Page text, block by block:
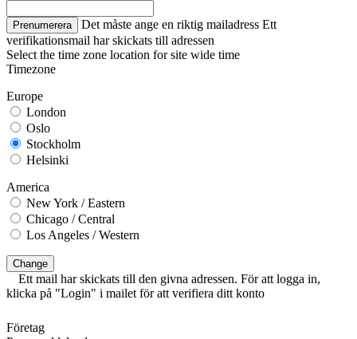
Prenumerera Det måste ange en riktig mailadress Ett
verifikationsmail har skickats till adressen
Select the time zone location for site wide time
Timezone
Europe
London
Oslo
Stockholm
Helsinki
America
New York / Eastern
Chicago / Central
Los Angeles / Western
Change
Ett mail har skickats till den givna adressen. För att logga in,
klicka på "Login" i mailet för att verifiera ditt konto
Företag